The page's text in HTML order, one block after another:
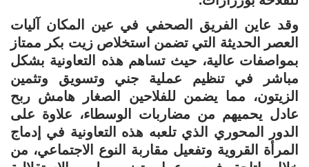
وقد عاين الفريق الصحفي في عين المكان آليات
العصر الحديثة التي تضمن استخلاص زيت بكر ممتاز
بمواصفات عالية، حيث تساهم هذه التعاونية بشكل
مباشر في تنظيم عملية جني وتسويق وتثمين
الزيتون، مما يضمن للفلاحين الصغار هامش ربح
عادل يحميهم من مضاربات الوسطاء، علاوة على
الدور المحوري الذي تلعبه هذه التعاونية في إدماج
المرأة القروية وتفعيل مقاربة النوع الاجتماعي، من